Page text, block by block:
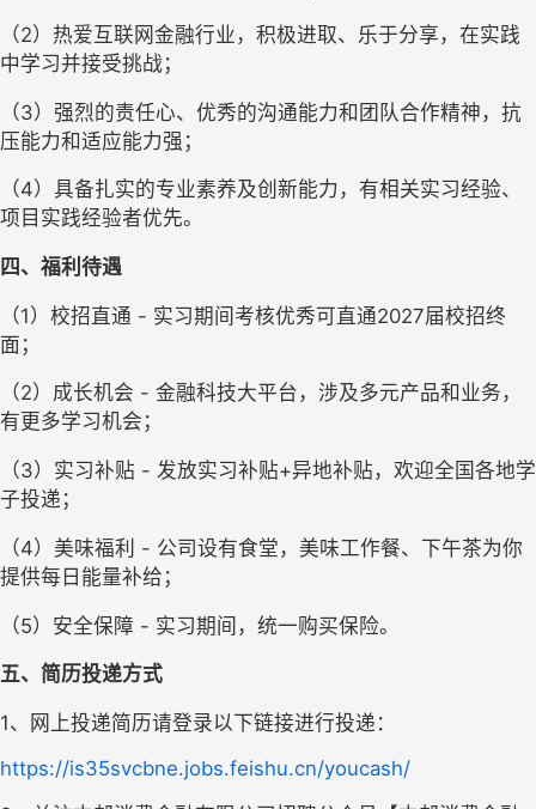
（2）热爱互联网金融行业，积极进取、乐于分享，在实践
中学习并接受挑战；
（3）强烈的责任心、优秀的沟通能力和团队合作精神，抗
压能力和适应能力强；
（4）具备扎实的专业素养及创新能力，有相关实习经验、
项目实践经验者优先。
四 、 福利待遇
（1）校招直通 - 实习期间考核优秀可直通2027届校招终
面；
（2）成长机会 - 金融科技大平台，涉及多元产品和业务，
有更多学习机会；
（3）实习补贴 - 发放实习补贴+异地补贴，欢迎全国各地学
子投递；
（4）美味福利 - 公司设有食堂，美味工作餐、下午茶为你
提供每日能量补给；
（5）安全保障 - 实习期间，统一购买保险。
五、 简历投递方式
1、网上投递简历请登录以下链接进行投递：
https://is35svcbne.jobs.feishu.cn/youcash/